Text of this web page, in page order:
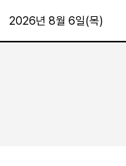
2026년 8월 6일(목)